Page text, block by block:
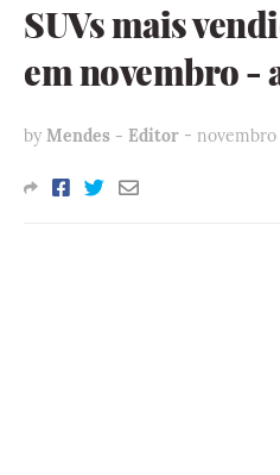
SUVs mais
em novembro -
by Mendes - Editor - novembro